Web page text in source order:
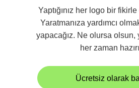
Yaptığınız her logo bir fikirle
Yaratmanıza yardımcı
yapacağız. Ne olursa olsun,
her zaman
Ücretsiz olarak